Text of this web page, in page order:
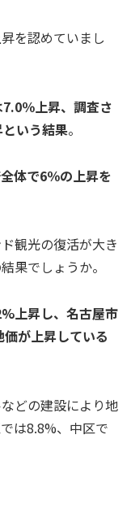
を認めていまし
％上昇、調査さ
いう結果。
体で6％の上昇を
観光の復活が大き
果でしょうか。
上昇し、名古屋市
が上昇している
どの建設により地
は8.8%、中区で